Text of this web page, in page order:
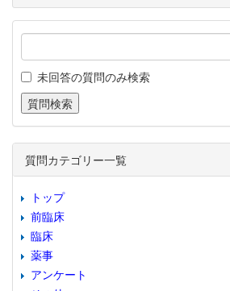
未回答の質問のみ検索
質問カテゴリー一覧
トップ
前臨床
臨床
薬事
アンケート